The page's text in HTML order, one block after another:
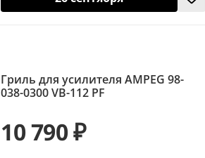
Гриль для усилителя AMPEG 98-
038-0300 VB-112 PF
10 790 ₽